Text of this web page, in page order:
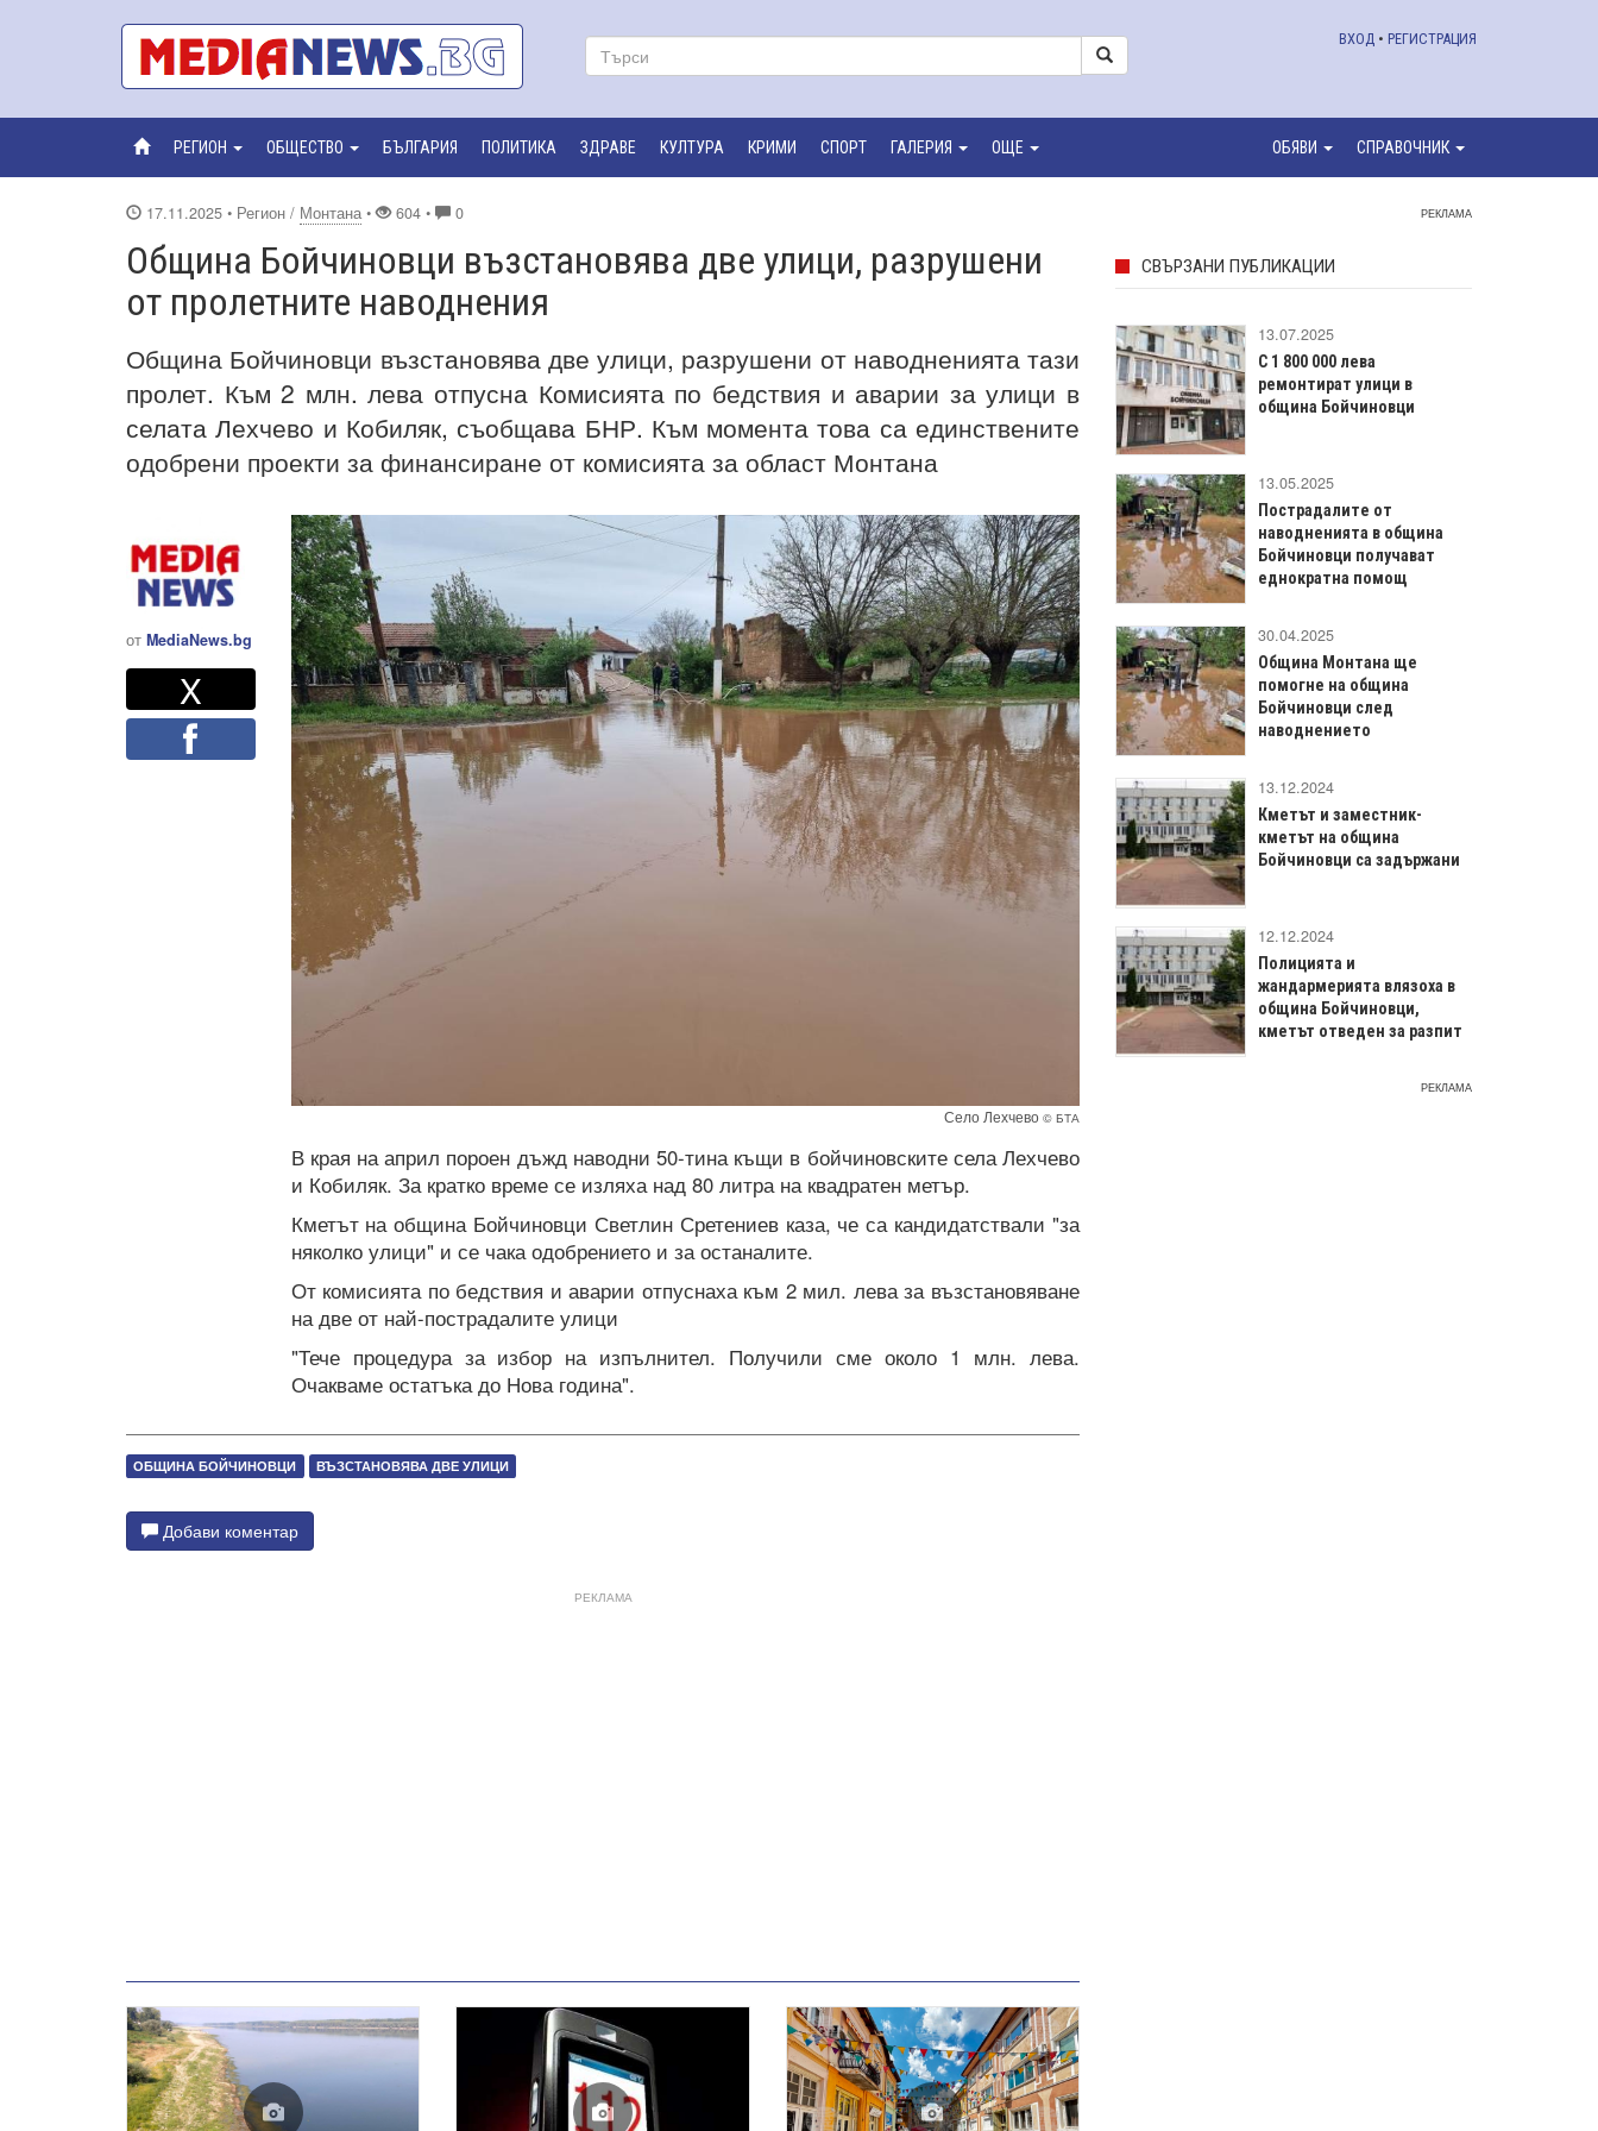
ВХОД • РЕГИСТРАЦИЯ
РЕГИОН ОБЩЕСТВО БЪЛГАРИЯ ПОЛИТИКА ЗДРАВЕ КУЛТУРА КРИМИ СПОРТ ГАЛЕРИЯ ОЩЕ ОБЯВИ СПРАВОЧНИК
17.11.2025 • Регион / Монтана • 604 • 0
Община Бойчиновци възстановява две улици, разрушени
от пролетните наводнения
Община Бойчиновци възстановява две улици, разрушени от наводненията тази
пролет. Към 2 млн. лева отпусна Комисията по бедствия и аварии за улици в
селата Лехчево и Кобиляк, съобщава БНР. Към момента това са единствените
одобрени проекти за финансиране от комисията за област Монтана
от MediaNews.bg
Споделете
XTwitter
Facebook
Село Лехчево © БТА
В края на април пороен дъжд наводни 50-тина къщи в бойчиновските села Лехчево
и Кобиляк. За кратко време се изляха над 80 литра на квадратен метър.
Кметът на община Бойчиновци Светлин Сретениев каза, че са кандидатствали "за
няколко улици" и се чака одобрението и за останалите.
От комисията по бедствия и аварии отпуснаха към 2 мил. лева за възстановяване
на две от най-пострадалите улици
"Тече процедура за избор на изпълнител. Получили сме около 1 млн. лева.
Очакваме остатъка до Нова година".
ОБЩИНА БОЙЧИНОВЦИ ВЪЗСТАНОВЯВА ДВЕ УЛИЦИ
Добави коментар
РЕКЛАМА
РЕКЛАМА
СВЪРЗАНИ ПУБЛИКАЦИИ
13.07.2025
С 1 800 000 лева
ремонтират улици в
община Бойчиновци
13.05.2025
Пострадалите от
наводненията в община
Бойчиновци получават
еднократна помощ
30.04.2025
Община Монтана ще
помогне на община
Бойчиновци след
наводнението
13.12.2024
Кметът и заместник-
кметът на община
Бойчиновци са задържани
12.12.2024
Полицията и
жандармерията влязоха в
община Бойчиновци,
кметът отведен за разпит
РЕКЛАМА